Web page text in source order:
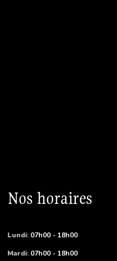
Nos horaires
Lundi: 07h00 - 18h00
Mardi: 07h00 - 18h00